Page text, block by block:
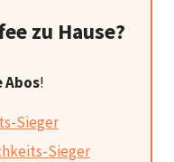
zu Hause?
Abos!
Sieger
Sieger